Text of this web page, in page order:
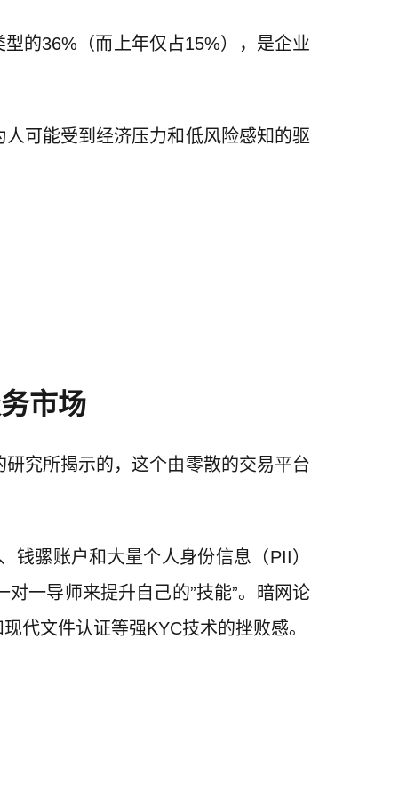
的36%（而上年仅占15%），是企业
可能受到经济压力和低风险感知的驱
市场
究所揭示的，这个由零散的交易平台
骡账户和大量个人身份信息（PII）
一导师来提升自己的”技能”。暗网论
代文件认证等强KYC技术的挫败感。